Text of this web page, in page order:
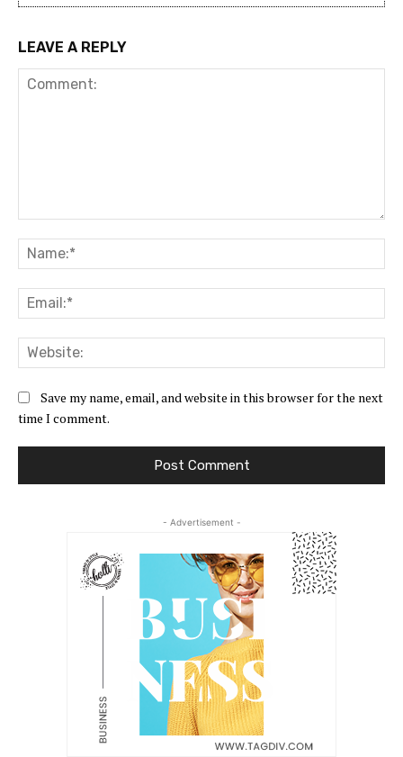
LEAVE A REPLY
Save my name, email, and website in this browser for the next
time I comment.
- Advertisement -